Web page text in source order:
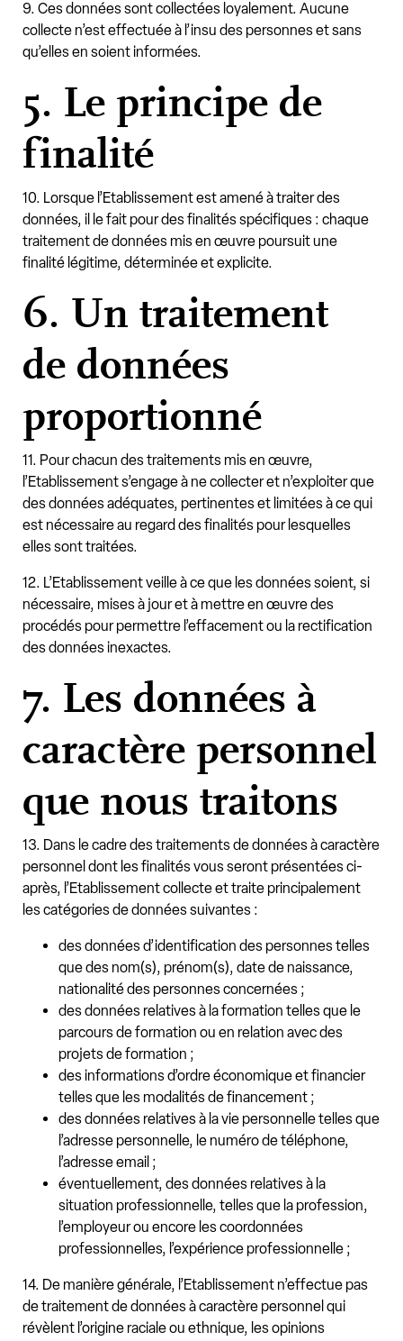
9. Ces données sont collectées loyalement. Aucune
collecte n’est effectuée à l’insu des personnes et sans
qu’elles en soient informées.
5. Le principe de
finalité
10. Lorsque l’Etablissement est amené à traiter des
données, il le fait pour des finalités spécifiques : chaque
traitement de données mis en œuvre poursuit une
finalité légitime, déterminée et explicite.
6. Un traitement
de données
proportionné
11. Pour chacun des traitements mis en œuvre,
l’Etablissement s’engage à ne collecter et n’exploiter que
des données adéquates, pertinentes et limitées à ce qui
est nécessaire au regard des finalités pour lesquelles
elles sont traitées.
12. L’Etablissement veille à ce que les données soient, si
nécessaire, mises à jour et à mettre en œuvre des
procédés pour permettre l’effacement ou la rectification
des données inexactes.
7. Les données à
caractère personnel
que nous traitons
13. Dans le cadre des traitements de données à caractère
personnel dont les finalités vous seront présentées ci-
après, l’Etablissement collecte et traite principalement
les catégories de données suivantes :
des données d’identification des personnes telles
que des nom(s), prénom(s), date de naissance,
nationalité des personnes concernées ;
des données relatives à la formation telles que le
parcours de formation ou en relation avec des
projets de formation ;
des informations d’ordre économique et financier
telles que les modalités de financement ;
des données relatives à la vie personnelle telles que
l’adresse personnelle, le numéro de téléphone,
l’adresse email ;
éventuellement, des données relatives à la
situation professionnelle, telles que la profession,
l’employeur ou encore les coordonnées
professionnelles, l’expérience professionnelle ;
14. De manière générale, l’Etablissement n’effectue pas
de traitement de données à caractère personnel qui
révèlent l’origine raciale ou ethnique, les opinions